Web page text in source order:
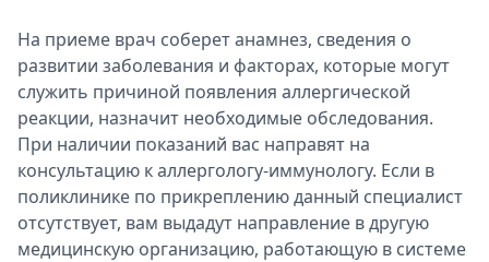
На приеме врач соберет анамнез, сведения о
развитии заболевания и факторах, которые могут
служить причиной появления аллергической
реакции, назначит необходимые обследования.
При наличии показаний вас направят на
консультацию к аллергологу-иммунологу. Если в
поликлинике по прикреплению данный специалист
отсутствует, вам выдадут направление в другую
медицинскую организацию, работающую в системе